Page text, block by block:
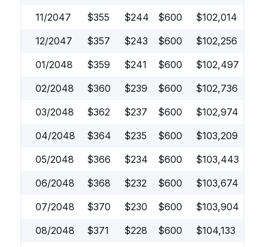
11/2047
$355 $244 $600 $102,014
12/2047
$357 $243 $600 $102,256
01/2048
$359 $241 $600 $102,497
02/2048
$360 $239 $600 $102,736
03/2048
$362 $237 $600 $102,974
04/2048
$364 $235 $600 $103,209
05/2048
$366 $234 $600 $103,443
06/2048
$368 $232 $600 $103,674
07/2048
$370 $230 $600 $103,904
08/2048
$371 $228 $600 $104,133